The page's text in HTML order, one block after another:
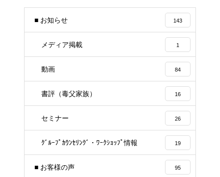
■ お知らせ 143
メディア掲載 1
動画 84
書評（毒父家族） 16
セミナー 26
ｸﾞﾙｰﾌﾟｶｳﾝｾﾘﾝｸﾞ・ﾜｰｸｼｮｯﾌﾟ情報 19
■ お客様の声 95